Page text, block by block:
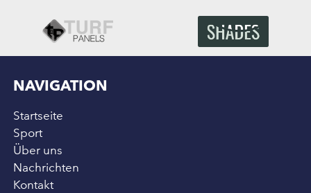
NAVIGATION
Startseite
Sport
Über uns
Nachrichten
Kontakt